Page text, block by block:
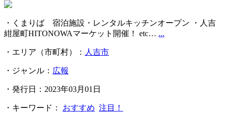
・くまりば 宿泊施設・レンタルキッチンオープン ・人吉
紺屋町HITONOWAマーケット開催！ etc… ...
・エリア（市町村）： 人吉市
・ジャンル： 広報
・発行日：2023年03月01日
・キーワード： おすすめ 注目！